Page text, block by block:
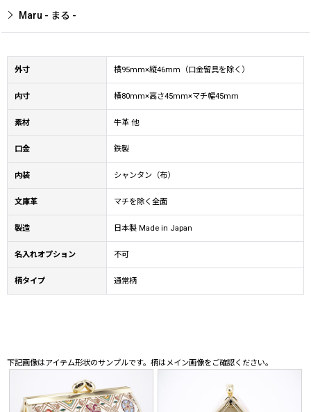
Maru - まる -
外寸 横95mm×縦46mm（口金留具を除く）
内寸 横80mm×高さ45mm×マチ幅45mm
素材 牛革 他
口金 鉄製
内装 シャンタン（布）
文庫革 マチを除く全面
製造 日本製 Made in Japan
名入れオプション 不可
柄タイプ 通常柄
下記画像はアイテム形状のサンプルです。柄はメイン画像をご確認ください。